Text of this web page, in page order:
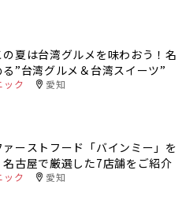
の夏は台湾グルメを味わおう！名
”台湾グルメ＆台湾​スイーツ”
ック 愛知
ーストフード「バインミー」を
古屋で厳選した7店舗をご紹介
ック 愛知